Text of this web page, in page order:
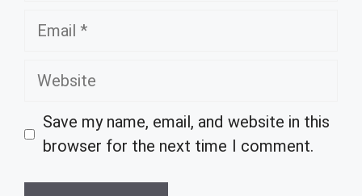
Email
Website
Save my name, email, and website in this
browser for the next time I comment.